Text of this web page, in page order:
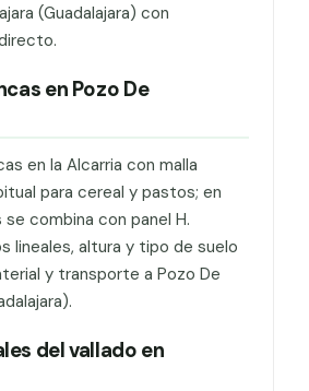
(Guadalajara) con
en Pozo De
en la Alcarria con malla
para cereal y pastos; en
combina con panel H.
lineales, altura y tipo de suelo
y transporte a Pozo De
del vallado en